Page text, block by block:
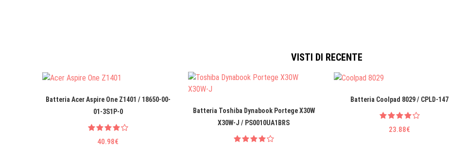
VISTI DI RECENTE
Batteria Acer Aspire One Z1401 / 18650-00-
01-3S1P-0
40.98€
Batteria Toshiba Dynabook Portege X30W
X30W-J / PS0010UA1BRS
Batteria Coolpad 8029 / CPLD-147
23.88€